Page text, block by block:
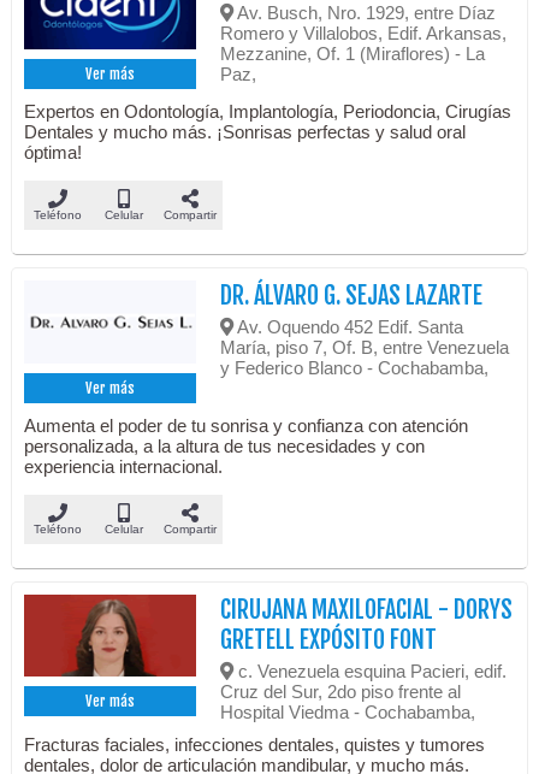
Ver más
Av. Busch, Nro. 1929, entre Díaz
Romero y Villalobos, Edif. Arkansas,
Mezzanine, Of. 1 (Miraflores) - La
Paz,
Expertos en Odontología, Implantología, Periodoncia, Cirugías
Dentales y mucho más. ¡Sonrisas perfectas y salud oral
óptima!
Teléfono Celular Compartir
Ver más
DR. ÁLVARO G. SEJAS LAZARTE
Av. Oquendo 452 Edif. Santa
María, piso 7, Of. B, entre Venezuela
y Federico Blanco - Cochabamba,
Aumenta el poder de tu sonrisa y confianza con atención
personalizada, a la altura de tus necesidades y con
experiencia internacional.
Teléfono Celular Compartir
Ver más
CIRUJANA MAXILOFACIAL - DORYS
GRETELL EXPÓSITO FONT
c. Venezuela esquina Pacieri, edif.
Cruz del Sur, 2do piso frente al
Hospital Viedma - Cochabamba,
Fracturas faciales, infecciones dentales, quistes y tumores
dentales, dolor de articulación mandibular, y mucho más.